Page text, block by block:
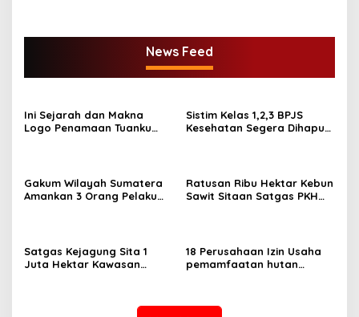
News Feed
Ini Sejarah dan Makna
Logo Penamaan Tuanku
Sistim Kelas 1,2,3 BPJS
Kesehatan Segera Dihapus,
Gakum Wilayah Sumatera
Amankan 3 Orang Pelaku
Ratusan Ribu Hektar Kebun
Sawit Sitaan Satgas PKH
Satgas Kejagung Sita 1
Juta Hektar Kawasan
18 Perusahaan Izin Usaha
pemamfaatan hutan